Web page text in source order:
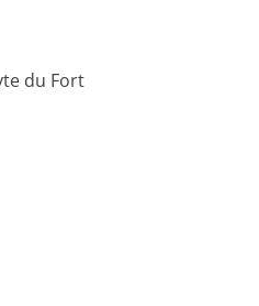
du Fort